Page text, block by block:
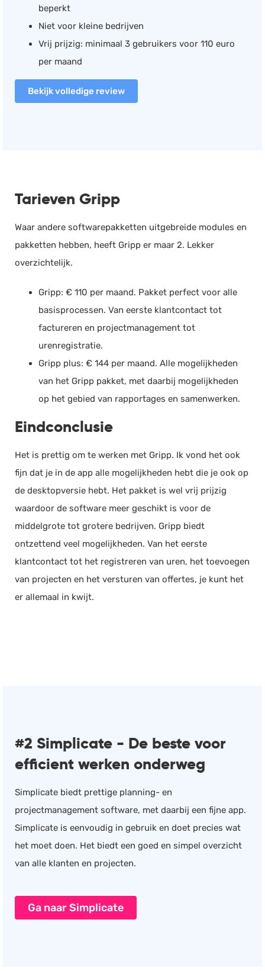
beperkt
Niet voor kleine bedrijven
Vrij prijzig: minimaal 3 gebruikers voor 110 euro
per maand
Bekijk volledige review
Tarieven Gripp
Waar andere softwarepakketten uitgebreide modules en
pakketten hebben, heeft Gripp er maar 2. Lekker
overzichtelijk.
Gripp: € 110 per maand. Pakket perfect voor alle
basisprocessen. Van eerste klantcontact tot
factureren en projectmanagement tot
urenregistratie.
Gripp plus: € 144 per maand. Alle mogelijkheden
van het Gripp pakket, met daarbij mogelijkheden
op het gebied van rapportages en samenwerken.
Eindconclusie
Het is prettig om te werken met Gripp. Ik vond het ook
fijn dat je in de app alle mogelijkheden hebt die je ook op
de desktopversie hebt. Het pakket is wel vrij prijzig
waardoor de software meer geschikt is voor de
middelgrote tot grotere bedrijven. Gripp biedt
ontzettend veel mogelijkheden. Van het eerste
klantcontact tot het registreren van uren, het toevoegen
van projecten en het versturen van offertes, je kunt het
er allemaal in kwijt.
#2 Simplicate - De beste voor
efficient werken onderweg
Simplicate biedt prettige planning- en
projectmanagement software, met daarbij een fijne app.
Simplicate is eenvoudig in gebruik en doet precies wat
het moet doen. Het biedt een goed en simpel overzicht
van alle klanten en projecten.